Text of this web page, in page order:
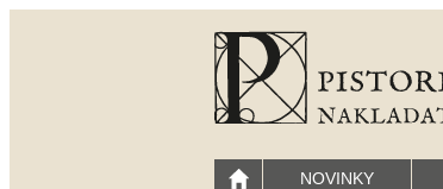
NOVINKY